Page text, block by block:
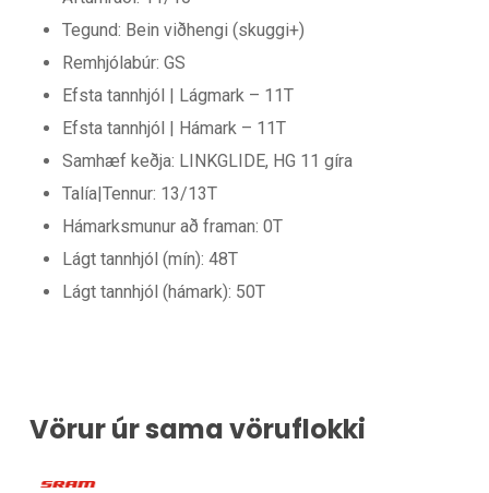
Tegund: Bein viðhengi (skuggi+)
Remhjólabúr: GS
Efsta tannhjól | Lágmark – 11T
Efsta tannhjól | Hámark – 11T
Samhæf keðja: LINKGLIDE, HG 11 gíra
Talía|Tennur: 13/13T
Hámarksmunur að framan: 0T
Lágt tannhjól (mín): 48T
Lágt tannhjól (hámark): 50T
Vörur úr sama vöruflokki